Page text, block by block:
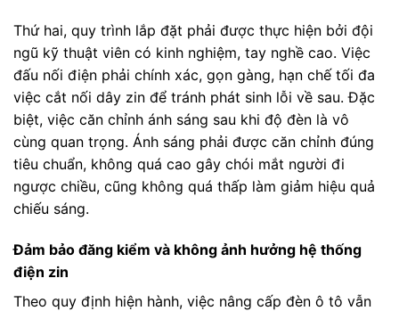
Thứ hai, quy trình lắp đặt phải được thực hiện bởi đội
ngũ kỹ thuật viên có kinh nghiệm, tay nghề cao. Việc
đấu nối điện phải chính xác, gọn gàng, hạn chế tối đa
việc cắt nối dây zin để tránh phát sinh lỗi về sau. Đặc
biệt, việc căn chỉnh ánh sáng sau khi độ đèn là vô
cùng quan trọng. Ánh sáng phải được căn chỉnh đúng
tiêu chuẩn, không quá cao gây chói mắt người đi
ngược chiều, cũng không quá thấp làm giảm hiệu quả
chiếu sáng.
Đảm bảo đăng kiểm và không ảnh hưởng hệ thống
điện zin
Theo quy định hiện hành, việc nâng cấp đèn ô tô vẫn